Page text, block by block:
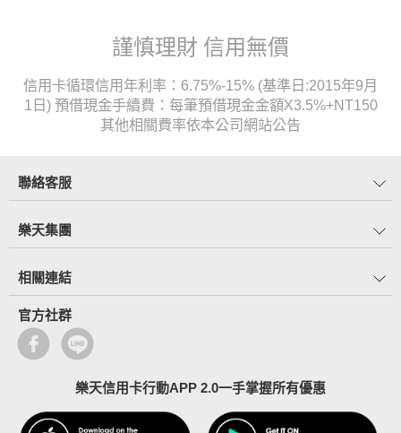
謹慎理財 信用無價
信用卡循環信用年利率：6.75%-15% (基準日:2015年9月
1日) 預借現金手續費：每筆預借現金金額X3.5%+NT150
其他相關費率依本公司網站公告
聯絡客服
樂天集團
相關連結
官方社群
樂天信用卡行動APP 2.0一手掌握所有優惠